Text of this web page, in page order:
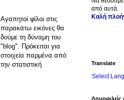
Αγαπητοί φίλοι στις
παρακάτω εικόνες θα
δούμε τη δύναμη του
"blog". Πρόκειται για
στοιχεία παρμένα από
την στατιστική
από αυτά.
Καλή
Translate
Select
Δημοφιλείς